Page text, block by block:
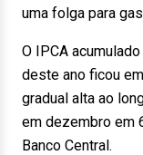
uma folga para
O IPCA
deste ano ficou
gradual alta ao
em dezembro em
Banco Central.